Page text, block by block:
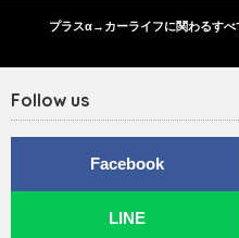
プラスα→カーライフに関わるすべ
Follow us
Facebook
LINE